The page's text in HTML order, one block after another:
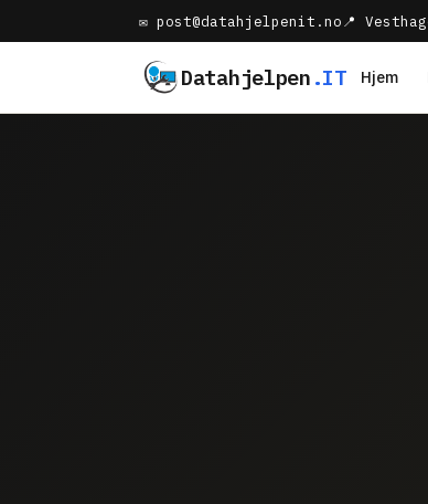
✉ post@datahjelpenit.no 📍
Datahjelpen .IT Hjem